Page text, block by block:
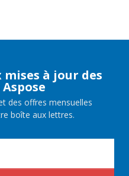
à jour des
des offres mensuelles
boîte aux lettres.